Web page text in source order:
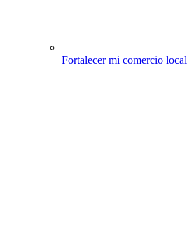
Fortalecer mi comercio local